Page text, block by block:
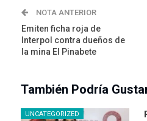
NOTA ANTERIOR
Emiten ficha roja de
Interpol contra dueños de
la mina El Pinabete
También Podría
UNCATEGORIZED